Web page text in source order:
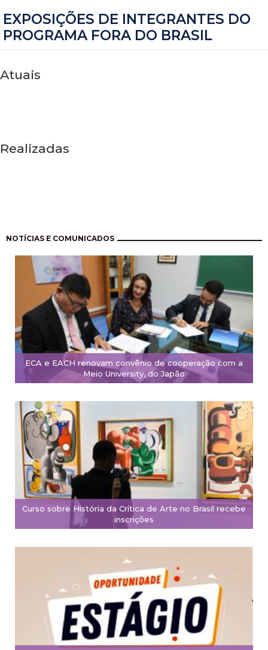
EXPOSIÇÕES DE INTEGRANTES DO
PROGRAMA FORA DO BRASIL
Atuais
Realizadas
NOTÍCIAS E COMUNICADOS
ECA e EACH renovam convênio de cooperação com a
Meio University, do Japão
Curso sobre História da Crítica de Arte no Brasil recebe
inscrições
Paginação